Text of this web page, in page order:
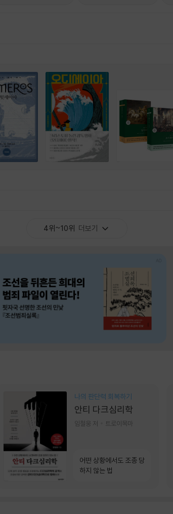
4위~10위 더보기
나의 판단력 회복하기
안티 다크심리학
임철웅 저 트로이목마
어떤 상황에서도 조종 당
하지 않는 법